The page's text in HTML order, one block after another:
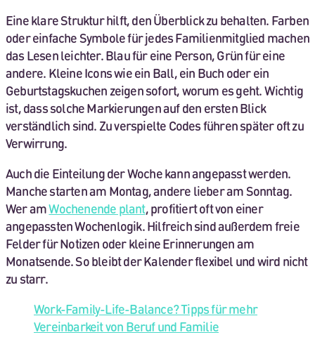
Eine klare Struktur hilft, den Überblick zu behalten. Farben
oder einfache Symbole für jedes Familienmitglied machen
das Lesen leichter. Blau für eine Person, Grün für eine
andere. Kleine Icons wie ein Ball, ein Buch oder ein
Geburtstagskuchen zeigen sofort, worum es geht. Wichtig
ist, dass solche Markierungen auf den ersten Blick
verständlich sind. Zu verspielte Codes führen später oft zu
Verwirrung.
Auch die Einteilung der Woche kann angepasst werden.
Manche starten am Montag, andere lieber am Sonntag.
Wer amWochenende plant, profitiert oft von einer
angepassten Wochenlogik. Hilfreich sind außerdem freie
Felder für Notizen oder kleine Erinnerungen am
Monatsende. So bleibt der Kalender flexibel und wird nicht
zu starr.
Work-Family-Life-Balance? Tipps für mehr
Vereinbarkeit von Beruf und Familie